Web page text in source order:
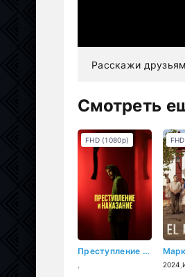
Расскажи
Смотреть
Преступление и наказание (2024)
FHD (1080p)
2024 ,